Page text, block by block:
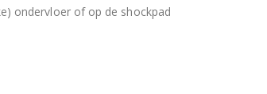
ondervloer of op de shockpad